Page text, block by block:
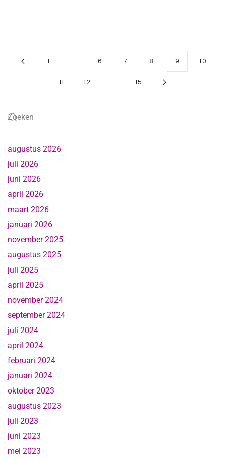
1 … 6 7 8 9 10
11 12 … 15
augustus 2026
juli 2026
juni 2026
april 2026
maart 2026
januari 2026
november 2025
augustus 2025
juli 2025
april 2025
november 2024
september 2024
juli 2024
april 2024
februari 2024
januari 2024
oktober 2023
augustus 2023
juli 2023
juni 2023
mei 2023